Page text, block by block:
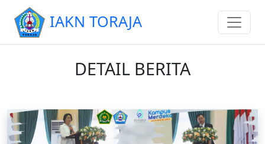
IAKN TORAJA
DETAIL BERITA